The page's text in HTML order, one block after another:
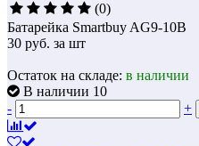
(0)
Батарейка Smartbuy AG9-10B
30 руб. за шт
Остаток на складе: в наличии
В наличии 10
-
+